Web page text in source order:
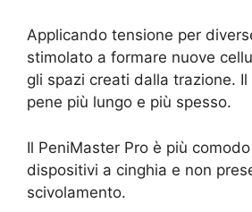
Applicando tensione per
stimolato a formare nuove
gli spazi creati dalla trazione.
pene più lungo e più spesso.
Il PeniMaster Pro è più
dispositivi a cinghia e non
scivolamento.